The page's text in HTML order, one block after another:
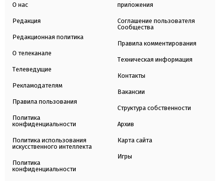
О нас
Редакция
Редакционная политика
О телеканале
Телеведущие
Рекламодателям
Правила пользования
Политика
конфиденциальности
Политика использования
искусственного интеллекта
Политика
конфиденциальности
приложения
Соглашение пользователя
Сообщества
Правила комментирования
Техническая информация
Контакты
Вакансии
Структура собственности
Архив
Карта сайта
Игры